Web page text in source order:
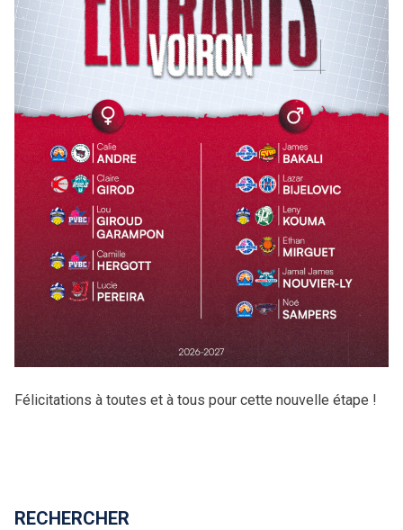
Tournoi Inter-Zones U13
Tournoi Inter-Secteurs U14
Tournoi Inter-Pôles U15
Tournoi 3×3 des Pôles
Académie Christian Jallon
Félicitations à toutes et à tous pour cette nouvelle étape !
RECHERCHER